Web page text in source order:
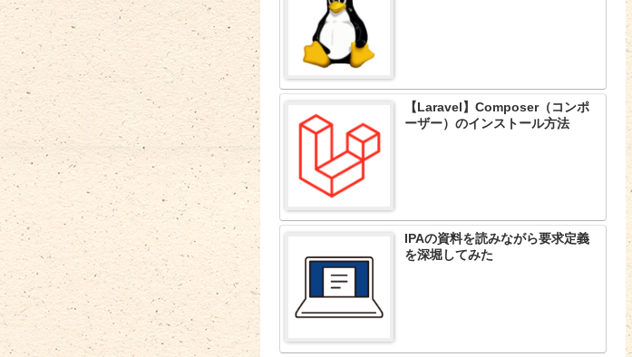
【Laravel】Composer（コンポ
ーザー）のインストール方法
IPAの資料を読みながら要求定義
を深堀してみた